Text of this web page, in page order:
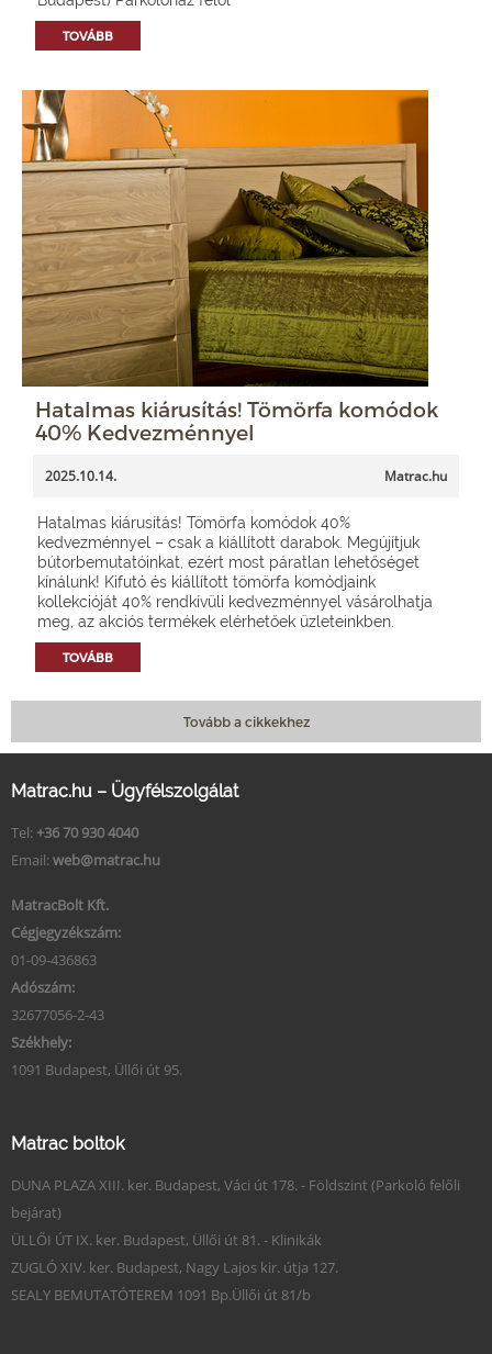
TOVÁBB
Hatalmas kiárusítás! Tömörfa komódok
40% Kedvezménnyel
2025.10.14. Matrac.hu
Hatalmas kiárusítás! Tömörfa komódok 40%
kedvezménnyel – csak a kiállított darabok. Megújítjuk
bútorbemutatóinkat, ezért most páratlan lehetőséget
kínálunk! Kifutó és kiállított tömörfa komódjaink
kollekcióját 40% rendkívüli kedvezménnyel vásárolhatja
meg, az akciós termékek elérhetőek üzleteinkben.
TOVÁBB
Tovább a cikkekhez
Matrac.hu – Ügyfélszolgálat
Tel: +36 70 930 4040
Email: web@matrac.hu
MatracBolt Kft.
Cégjegyzékszám:
01-09-436863
Adószám:
32677056-2-43
Székhely:
1091 Budapest, Üllői út 95.
Matrac boltok
DUNA PLAZA XIII. ker. Budapest, Váci út 178. - Földszint (Parkoló felőli
bejárat)
ÜLLŐI ÚT IX. ker. Budapest, Üllői út 81. - Klinikák
ZUGLÓ XIV. ker. Budapest, Nagy Lajos kir. útja 127.
SEALY BEMUTATÓTEREM 1091 Bp.Üllői út 81/b